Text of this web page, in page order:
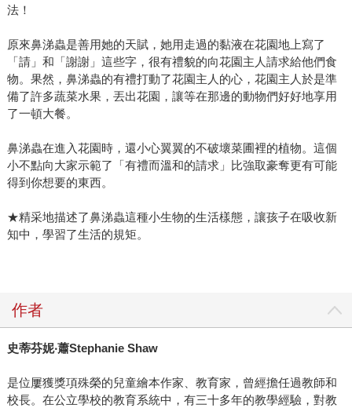
法！
原來鼻涕蟲是善用她的天賦，她用走過的黏液在花園地上寫了
「請」和「謝謝」這些字，很有禮貌的向花園主人請求給他們食
物。果然，鼻涕蟲的有禮打動了花園主人的心，花園主人於是準
備了許多蔬菜水果，丟出花園，讓等在那邊的動物們好好地享用
了一頓大餐。
鼻涕蟲在進入花園時，還小心翼翼的不破壞菜圃裡的植物。這個
小不點向大家示範了「有禮而溫和的請求」比強取豪奪更有可能
得到你想要的東西。
★精采地描述了鼻涕蟲這種小生物的生活樣態，讓孩子在吸收新
知中，學習了生活的規矩。
作者
史蒂芬妮‧蕭Stephanie Shaw
是位屢獲獎項殊榮的兒童繪本作家、教育家，曾經擔任過教師和
校長。在公立學校的教育系統中，有三十多年的教學經驗，對教